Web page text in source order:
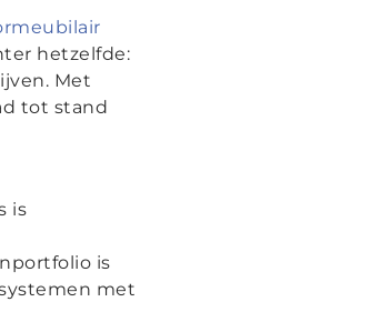
hetzelfde:
Met
tot stand
is
is
met